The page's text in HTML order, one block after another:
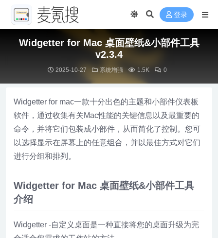
登录
Widgetter for Mac 桌面壁纸&小部件工具
v2.3.4
2025-10-27 系统增强 1.5K 0
Widgetter for mac一款十分出色的主题和小部件仪表板
软件，通过收集有关Mac性能的关键信息以及最重要的
命令，并将它们包装成小部件，从而简化了控制。您可
以选择显示在屏幕上的任意组合，并以最佳方式对它们
进行分组和排列。
Widgetter for Mac 桌面壁纸&小部件工具
介绍
Widgetter -自定义桌面是一种直接将您的桌面升级为完